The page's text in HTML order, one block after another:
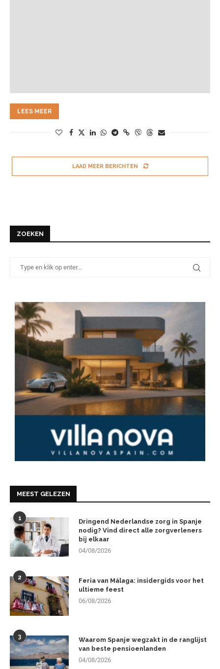
LEES MEER
LAAD MEER BERICHTEN
ZOEKEN
MEEST GELEZEN
1
Dringend Nederlandse zorg in Spanje
nodig? Vind direct alle zorgverleners
bij elkaar
04/08/2026
2
Feria van Málaga: insidergids voor het
ultieme feest
06/08/2026
3
Waarom Spanje wegzakt in de ranglijst
van beste pensioenlanden
04/08/2026